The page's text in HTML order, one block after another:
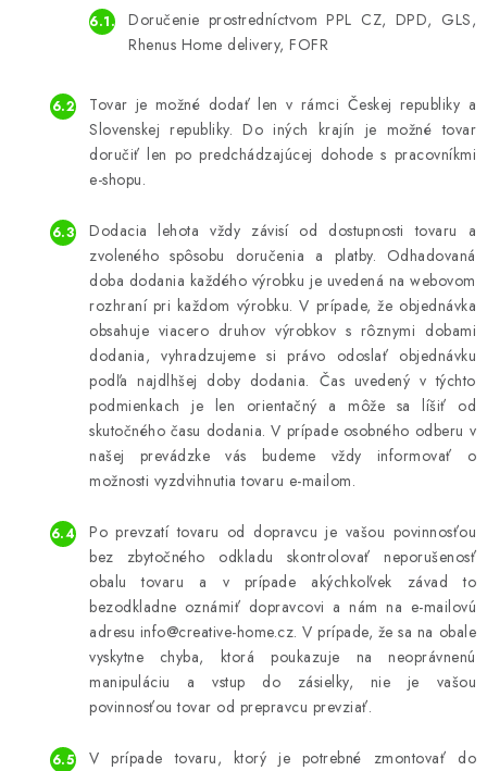
Doručenie prostredníctvom PPL CZ, DPD, GLS,
Rhenus Home delivery, FOFR
Tovar je možné dodať len v rámci Českej republiky a
Slovenskej republiky. Do iných krajín je možné tovar
doručiť len po predchádzajúcej dohode s pracovníkmi
e-shopu.
Dodacia lehota vždy závisí od dostupnosti tovaru a
zvoleného spôsobu doručenia a platby. Odhadovaná
doba dodania každého výrobku je uvedená na webovom
rozhraní pri každom výrobku. V prípade, že objednávka
obsahuje viacero druhov výrobkov s rôznymi dobami
dodania, vyhradzujeme si právo odoslať objednávku
podľa najdlhšej doby dodania. Čas uvedený v týchto
podmienkach je len orientačný a môže sa líšiť od
skutočného času dodania. V prípade osobného odberu v
našej prevádzke vás budeme vždy informovať o
možnosti vyzdvihnutia tovaru e-mailom.
Po prevzatí tovaru od dopravcu je vašou povinnosťou
bez zbytočného odkladu skontrolovať neporušenosť
obalu tovaru a v prípade akýchkoľvek závad to
bezodkladne oznámiť dopravcovi a nám na e-mailovú
adresu info@creative-home.cz. V prípade, že sa na obale
vyskytne chyba, ktorá poukazuje na neoprávnenú
manipuláciu a vstup do zásielky, nie je vašou
povinnosťou tovar od prepravcu prevziať.
V prípade tovaru, ktorý je potrebné zmontovať do